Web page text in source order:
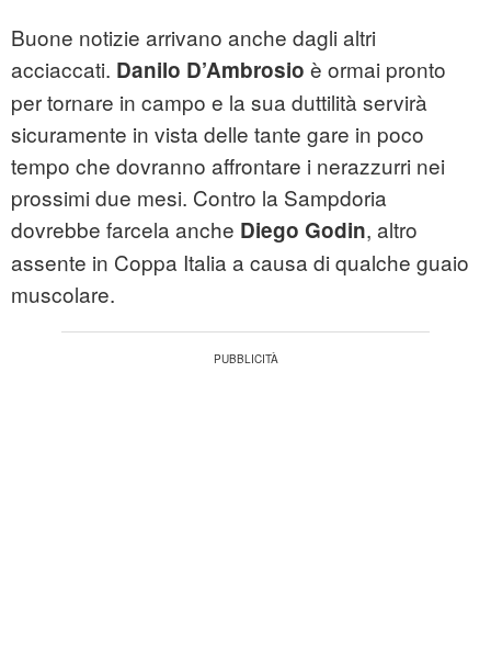
Buone notizie arrivano anche dagli altri
acciaccati. Danilo D’Ambrosio è ormai pronto
per tornare in campo e la sua duttilità servirà
sicuramente in vista delle tante gare in poco
tempo che dovranno affrontare i nerazzurri nei
prossimi due mesi. Contro la Sampdoria
dovrebbe farcela anche Diego Godin, altro
assente in Coppa Italia a causa di qualche guaio
muscolare.